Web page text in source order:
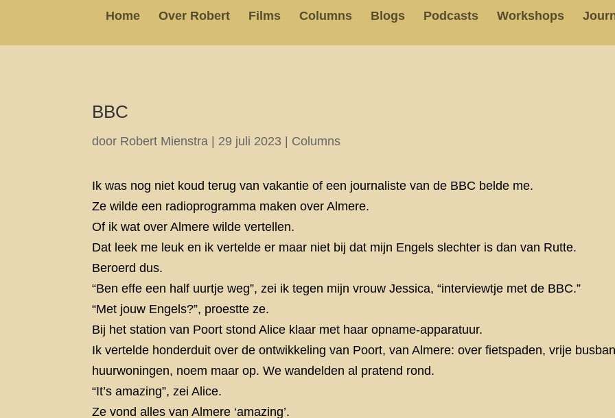
Home Over Robert Films Columns Blogs Podcasts Workshops
BBC
door Robert Mienstra | 29 juli 2023 | Columns
Ik was nog niet koud terug van vakantie of een journaliste van de BBC belde me.
Ze wilde een radioprogramma maken over Almere.
Of ik wat over Almere wilde vertellen.
Dat leek me leuk en ik vertelde er maar niet bij dat mijn Engels slechter is dan van Rutte.
Beroerd dus.
“Ben effe een half uurtje weg”, zei ik tegen mijn vrouw Jessica, “interviewtje met de BBC.”
“Met jouw Engels?”, proestte ze.
Bij het station van Poort stond Alice klaar met haar opname-apparatuur.
Ik vertelde honderduit over de ontwikkeling van Poort, van Almere: over fietspaden, vrije
huurwoningen, noem maar op. We wandelden al pratend rond.
“It’s amazing”, zei Alice.
Ze vond alles van Almere ‘amazing’.